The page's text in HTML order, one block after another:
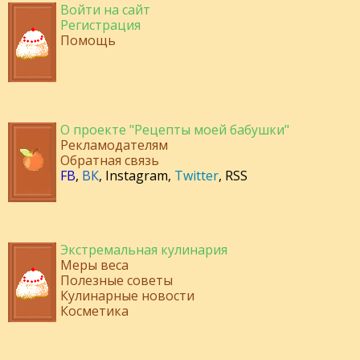
Войти на сайт
Регистрация
Помощь
О проекте "Рецепты моей бабушки"
Рекламодателям
Обратная связь
FB, ВК, Instagram, Twitter, RSS
Экстремальная кулинария
Меры веса
Полезные советы
Кулинарные новости
Косметика